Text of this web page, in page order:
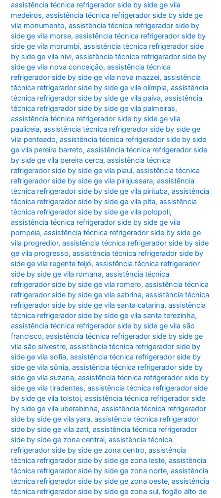
assistência técnica refrigerador side by side ge vila
medeiros,assistência técnica refrigerador side by side ge
vila monumento,assistência técnica refrigerador side by
side ge vila morse,assistência técnica refrigerador side by
side ge vila morumbi,assistência técnica refrigerador side
by side ge vila nivi,assistência técnica refrigerador side by
side ge vila nova conceição,assistência técnica
refrigerador side by side ge vila nova mazzei,assistência
técnica refrigerador side by side ge vila olímpia,assistência
técnica refrigerador side by side ge vila paiva,assistência
técnica refrigerador side by side ge vila palmeiras,
assistência técnica refrigerador side by side ge vila
pauliceia,assistência técnica refrigerador side by side ge
vila penteado,assistência técnica refrigerador side by side
ge vila pereira barreto,assistência técnica refrigerador side
by side ge vila pereira cerca,assistência técnica
refrigerador side by side ge vila piauí,assistência técnica
refrigerador side by side ge vila pirajussara,assistência
técnica refrigerador side by side ge vila pirituba,assistência
técnica refrigerador side by side ge vila pita,assistência
técnica refrigerador side by side ge vila polopoli,
assistência técnica refrigerador side by side ge vila
pompeia,assistência técnica refrigerador side by side ge
vila progredior,assistência técnica refrigerador side by side
ge vila progresso,assistência técnica refrigerador side by
side ge vila regente feijó,assistência técnica refrigerador
side by side ge vila romana,assistência técnica
refrigerador side by side ge vila romero,assistência técnica
refrigerador side by side ge vila sabrina,assistência técnica
refrigerador side by side ge vila santa catarina,assistência
técnica refrigerador side by side ge vila santa terezinha,
assistência técnica refrigerador side by side ge vila são
francisco,assistência técnica refrigerador side by side ge
vila são silvestre,assistência técnica refrigerador side by
side ge vila sofia,assistência técnica refrigerador side by
side ge vila sônia,assistência técnica refrigerador side by
side ge vila suzana,assistência técnica refrigerador side by
side ge vila tiradentes,assistência técnica refrigerador side
by side ge vila tolstoi,assistência técnica refrigerador side
by side ge vila uberabinha,assistência técnica refrigerador
side by side ge vila yara,assistência técnica refrigerador
side by side ge vila zatt,assistência técnica refrigerador
side by side ge zona central,assistência técnica
refrigerador side by side ge zona centro,assistência
técnica refrigerador side by side ge zona leste,assistência
técnica refrigerador side by side ge zona norte,assistência
técnica refrigerador side by side ge zona oeste,assistência
técnica refrigerador side by side ge zona sul,fogão alto de